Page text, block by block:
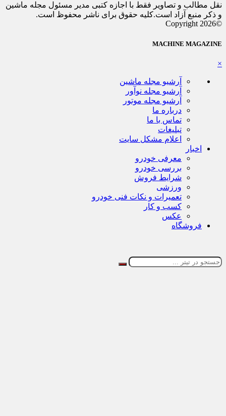
نقل مطالب و تصاویر فقط با اجازه کتبی مدیر مسئول مجله ماشین
و ذکر منبع آزاد است.کلیه حقوق برای ناشر محفوظ است.
©Copyright 2026
MACHINE MAGAZINE
×
آرشیو مجله ماشین
آرشیو مجله نوآور
آرشیو مجله موتور
درباره ما
تماس با ما
تبلیغات
اعلام مشکل سایت
اخبار
معرفی خودرو
بررسی خودرو
شرایط فروش
ورزشی
تعمیرات و نکات فنی خودرو
کسب و کار
عکس
فروشگاه